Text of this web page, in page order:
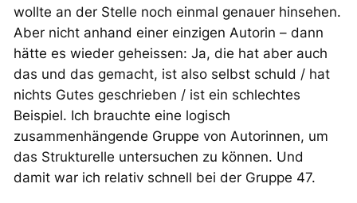
wollte an der Stelle noch einmal genauer hinsehen.
Aber nicht anhand einer einzigen Autorin – dann
hätte es wieder geheissen: Ja, die hat aber auch
das und das gemacht, ist also selbst schuld / hat
nichts Gutes geschrieben / ist ein schlechtes
Beispiel. Ich brauchte eine logisch
zusammenhängende Gruppe von Autorinnen, um
das Strukturelle untersuchen zu können. Und
damit war ich relativ schnell bei der Gruppe 47.